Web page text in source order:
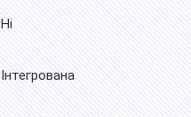
Ні
Інтегрована